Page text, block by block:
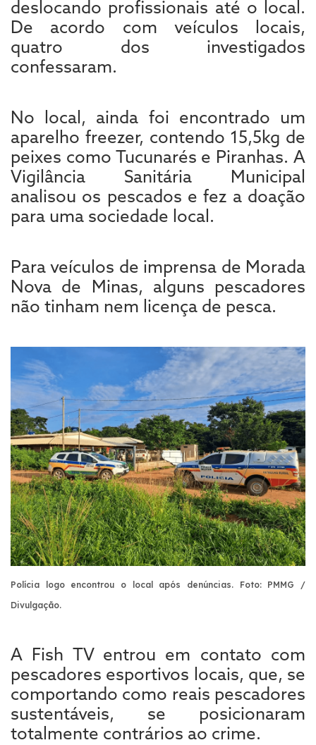
deslocando profissionais até o local.
De acordo com veículos locais,
quatro dos investigados
confessaram.
No local, ainda foi encontrado um
aparelho freezer, contendo 15,5kg de
peixes como Tucunarés e Piranhas. A
Vigilância Sanitária Municipal
analisou os pescados e fez a doação
para uma sociedade local.
Para veículos de imprensa de Morada
Nova de Minas, alguns pescadores
não tinham nem licença de pesca.
Polícia logo encontrou o local após denúncias. Foto: PMMG /
Divulgação.
A Fish TV entrou em contato com
pescadores esportivos locais, que, se
comportando como reais pescadores
sustentáveis, se posicionaram
totalmente contrários ao crime.